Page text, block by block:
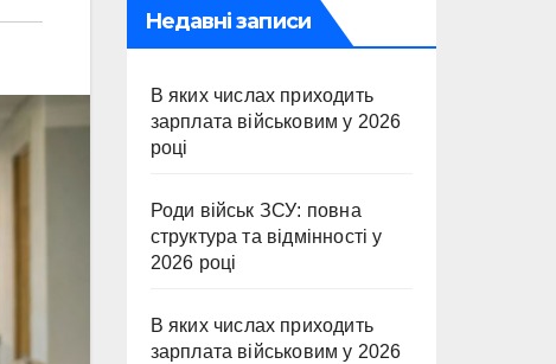
Недавні записи
В яких числах приходить
зарплата військовим у 2026
році
Роди військ ЗСУ: повна
структура та відмінності у
2026 році
В яких числах приходить
зарплата військовим у 2026